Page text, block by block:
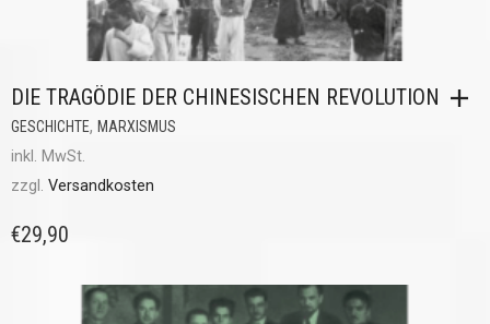
DIE TRAGÖDIE DER CHINESISCHEN REVOLUTION
GESCHICHTE, MARXISMUS
inkl. MwSt.
zzgl. Versandkosten
€29,90